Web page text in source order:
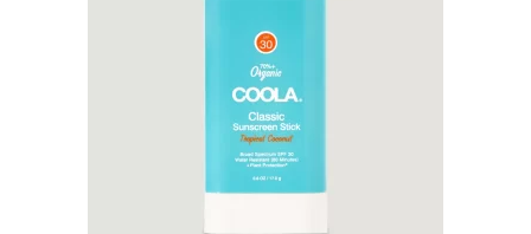
AÑADIR AL CARRITO